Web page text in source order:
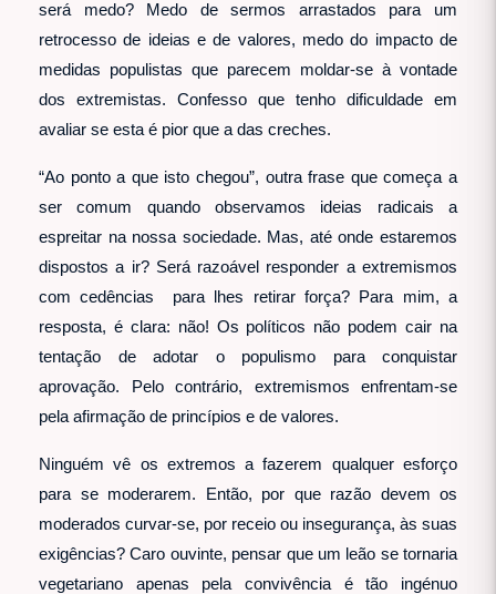
será medo? Medo de sermos arrastados para um
retrocesso de ideias e de valores, medo do impacto de
medidas populistas que parecem moldar-se à vontade
dos extremistas. Confesso que tenho dificuldade em
avaliar se esta é pior que a das creches.
“Ao ponto a que isto chegou”, outra frase que começa a
ser comum quando observamos ideias radicais a
espreitar na nossa sociedade. Mas, até onde estaremos
dispostos a ir? Será razoável responder a extremismos
com cedências para lhes retirar força? Para mim, a
resposta, é clara: não! Os políticos não podem cair na
tentação de adotar o populismo para conquistar
aprovação. Pelo contrário, extremismos enfrentam-se
pela afirmação de princípios e de valores.
Ninguém vê os extremos a fazerem qualquer esforço
para se moderarem. Então, por que razão devem os
moderados curvar-se, por receio ou insegurança, às suas
exigências? Caro ouvinte, pensar que um leão se tornaria
vegetariano apenas pela convivência é tão ingénuo